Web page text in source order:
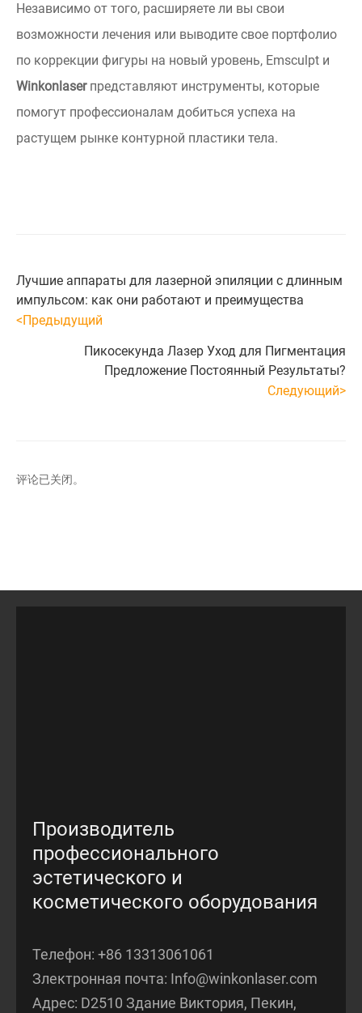
Независимо от того, расширяете ли вы свои
возможности лечения или выводите свое портфолио
по коррекции фигуры на новый уровень, Emsculpt и
Winkonlaser представляют инструменты, которые
помогут профессионалам добиться успеха на
растущем рынке контурной пластики тела.
Лучшие аппараты для лазерной эпиляции с длинным
импульсом: как они работают и преимущества
<Предыдущий
Пикосекунда​ Лазер Уход для Пигментация
Предложение Постоянный​ Результаты?
Следующий>
评论已关闭。
Производитель
профессионального
эстетического и
косметического оборудования
Телефон: +86 13313061061
Злектронная почта: Info@winkonlaser.com
Адрес: D2510 Здание Виктория, Пекин,